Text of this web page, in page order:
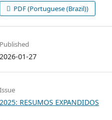
PDF (Portuguese (Brazil))
Published
2026-01-27
Issue
2025: RESUMOS EXPANDIDOS